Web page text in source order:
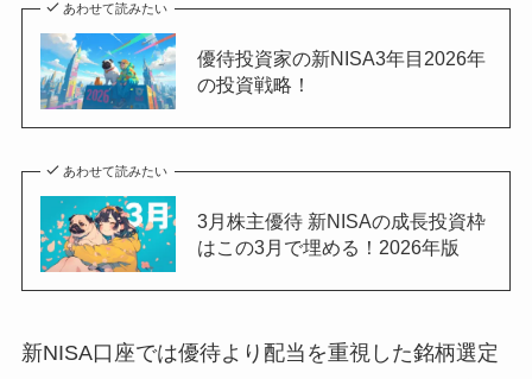
あわせて読みたい
優待投資家の新NISA3年目2026年
の投資戦略！
あわせて読みたい
3月株主優待 新NISAの成長投資枠
はこの3月で埋める！2026年版
新NISA口座では優待より配当を重視した銘柄選定